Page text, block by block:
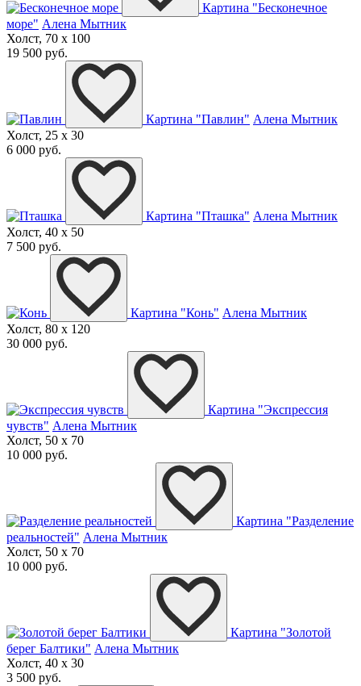
Картина "Бесконечное
море" Алена Мытник
Холст, 70 x 100
19 500 руб.
Картина "Павлин" Алена Мытник
Холст, 25 x 30
6 000 руб.
Картина "Пташка" Алена Мытник
Холст, 40 x 50
7 500 руб.
Картина "Конь" Алена Мытник
Холст, 80 x 120
30 000 руб.
Картина "Экспрессия
чувств" Алена Мытник
Холст, 50 x 70
10 000 руб.
Картина "Разделение
реальностей" Алена Мытник
Холст, 50 x 70
10 000 руб.
Картина "Золотой
берег Балтики" Алена Мытник
Холст, 40 x 30
3 500 руб.